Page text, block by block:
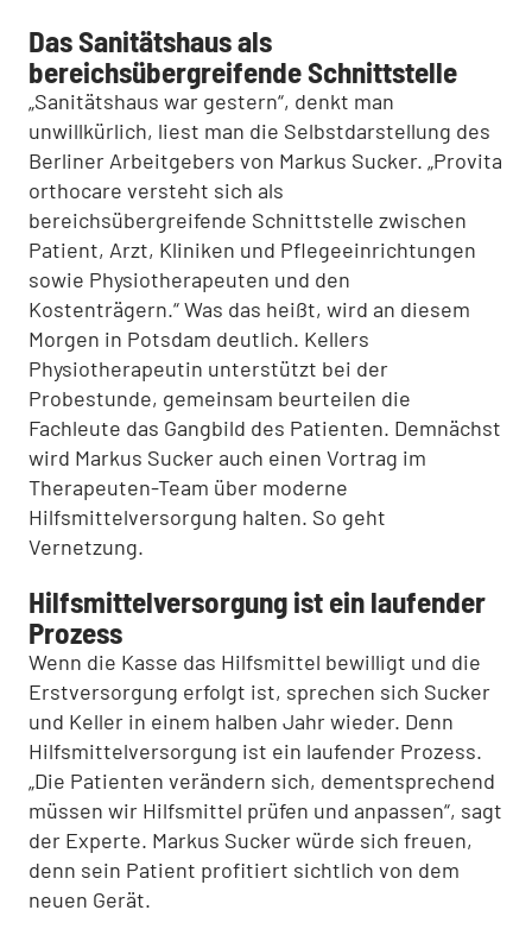
Das Sanitätshaus als
bereichsübergreifende Schnittstelle
„Sanitätshaus war gestern“, denkt man
unwillkürlich, liest man die Selbstdarstellung des
Berliner Arbeitgebers von Markus Sucker. „Provita
orthocare versteht sich als
bereichsübergreifende Schnittstelle zwischen
Patient, Arzt, Kliniken und Pflegeeinrichtungen
sowie Physiotherapeuten und den
Kostenträgern.“ Was das heißt, wird an diesem
Morgen in Potsdam deutlich. Kellers
Physiotherapeutin unterstützt bei der
Probestunde, gemeinsam beurteilen die
Fachleute das Gangbild des Patienten. Demnächst
wird Markus Sucker auch einen Vortrag im
Therapeuten-Team über moderne
Hilfsmittelversorgung halten. So geht
Vernetzung.
Hilfsmittelversorgung ist ein laufender
Prozess
Wenn die Kasse das Hilfsmittel bewilligt und die
Erstversorgung erfolgt ist, sprechen sich Sucker
und Keller in einem halben Jahr wieder. Denn
Hilfsmittelversorgung ist ein laufender Prozess.
„Die Patienten verändern sich, dementsprechend
müssen wir Hilfsmittel prüfen und anpassen“, sagt
der Experte. Markus Sucker würde sich freuen,
denn sein Patient profitiert sichtlich von dem
neuen Gerät.